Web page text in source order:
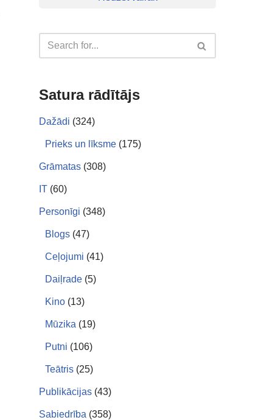
Satura rādītājs
Dažādi (324)
Prieks un līksme (175)
Grāmatas (308)
IT (60)
Personīgi (348)
Blogs (47)
Ceļojumi (41)
Daiļrade (5)
Kino (13)
Mūzika (19)
Putni (106)
Teātris (25)
Publikācijas (43)
Sabiedrība (358)